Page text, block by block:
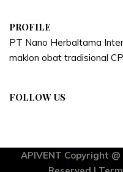
PROFILE
PT Nano Herbaltama
maklon obat tradisional
FOLLOW US
APIVENT Copyright